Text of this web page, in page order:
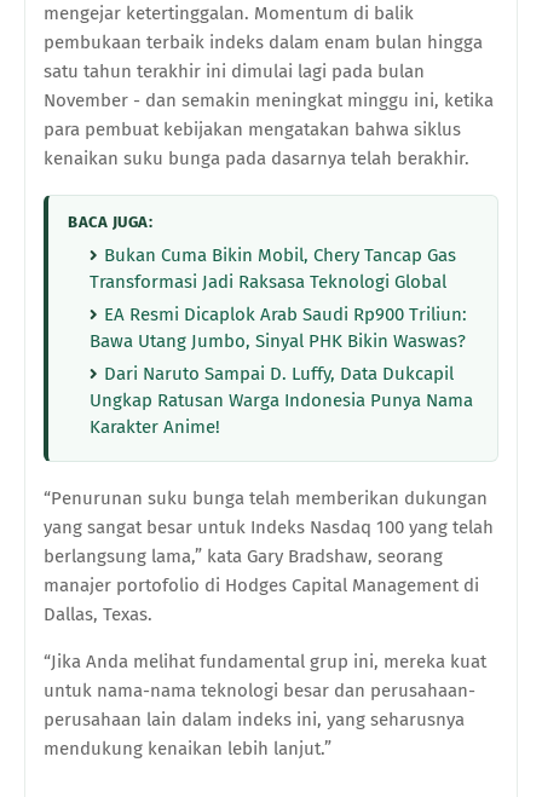
mengejar ketertinggalan. Momentum di balik
pembukaan terbaik indeks dalam enam bulan hingga
satu tahun terakhir ini dimulai lagi pada bulan
November - dan semakin meningkat minggu ini, ketika
para pembuat kebijakan mengatakan bahwa siklus
kenaikan suku bunga pada dasarnya telah berakhir.
BACA JUGA:
Bukan Cuma Bikin Mobil, Chery Tancap Gas
Transformasi Jadi Raksasa Teknologi Global
EA Resmi Dicaplok Arab Saudi Rp900 Triliun:
Bawa Utang Jumbo, Sinyal PHK Bikin Waswas?
Dari Naruto Sampai D. Luffy, Data Dukcapil
Ungkap Ratusan Warga Indonesia Punya Nama
Karakter Anime!
“Penurunan suku bunga telah memberikan dukungan
yang sangat besar untuk Indeks Nasdaq 100 yang telah
berlangsung lama,” kata Gary Bradshaw, seorang
manajer portofolio di Hodges Capital Management di
Dallas, Texas.
“Jika Anda melihat fundamental grup ini, mereka kuat
untuk nama-nama teknologi besar dan perusahaan-
perusahaan lain dalam indeks ini, yang seharusnya
mendukung kenaikan lebih lanjut.”